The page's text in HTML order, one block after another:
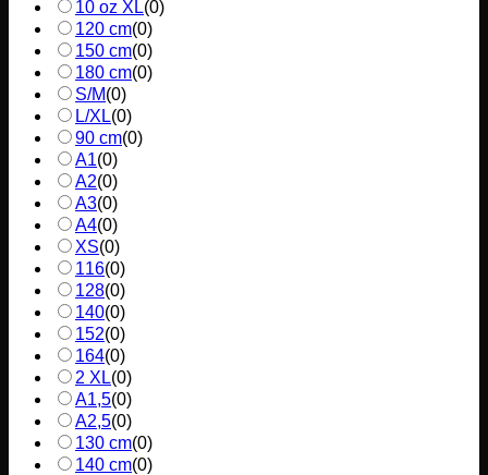
10 oz XL(0)
120 cm(0)
150 cm(0)
180 cm(0)
S/M(0)
L/XL(0)
90 cm(0)
A1(0)
A2(0)
A3(0)
A4(0)
XS(0)
116(0)
128(0)
140(0)
152(0)
164(0)
2 XL(0)
A1,5(0)
A2,5(0)
130 cm(0)
140 cm(0)